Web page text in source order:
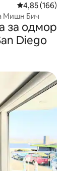
Просечна
4,85 (166)
Мишн Бич
за одмор
Diego